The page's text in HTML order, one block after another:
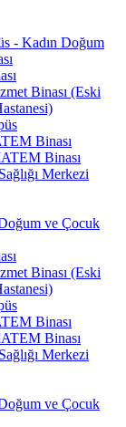
- Kadın Doğum
Binası (Eski
Binası
Binası
Merkezi
ve Çocuk
Binası (Eski
Binası
Binası
Merkezi
ve Çocuk